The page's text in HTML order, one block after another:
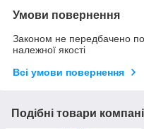
Умови повернення
Законом не передбачено
належної якості
Всі умови повернення
Подібні товари